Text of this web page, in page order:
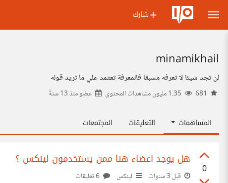
شارك
minamikhail
لن تجد شيئا لا تعرفه مسبقا فالمعرفة تعتمد علي ما تريد قوله
عضو منذ13 سنةً
المساهمات التعليقات المجتمعات
0
هل يوجد اعضاء هنا ممن يستخدمون لينكس ؟
قبل 3 سنوات لينكس